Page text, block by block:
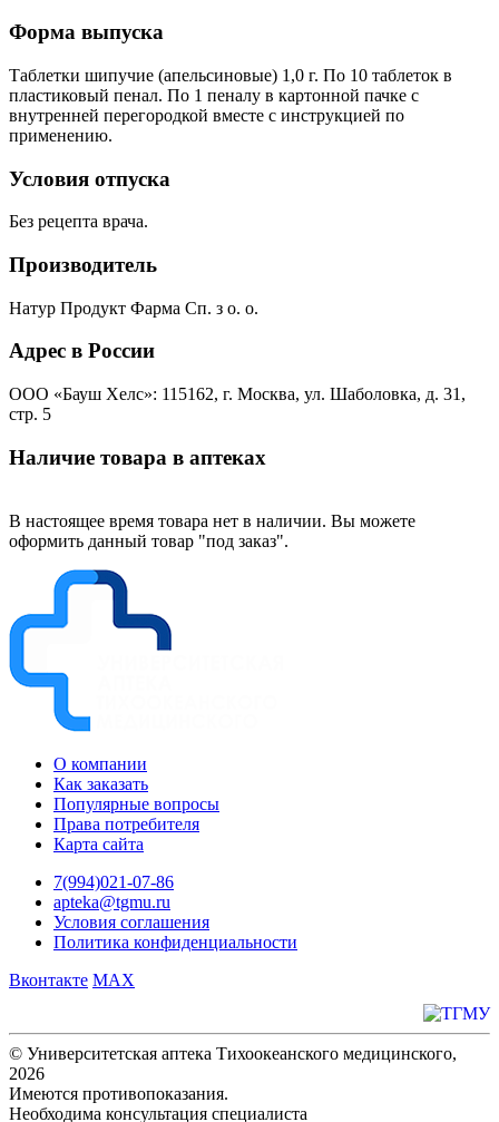
Форма выпуска
Таблетки шипучие (апельсиновые) 1,0 г. По 10 таблеток в
пластиковый пенал. По 1 пеналу в картонной пачке с
внутренней перегородкой вместе с инструкцией по
применению.
Условия отпуска
Без рецепта врача.
Производитель
Натур Продукт Фарма Сп. з о. о.
Адрес в России
ООО «Бауш Хелс»: 115162, г. Москва, ул. Шаболовка, д. 31,
стр. 5
Наличие товара в аптеках
В настоящее время товара нет в наличии. Вы можете
оформить данный товар "под заказ".
О компании
Как заказать
Популярные вопросы
Права потребителя
Карта сайта
7(994)021-07-86
apteka@tgmu.ru
Условия соглашения
Политика конфиденциальности
Вконтакте MAX
© Университетская аптека Тихоокеанского медицинского,
2026
Имеются противопоказания.
Необходима консультация специалиста